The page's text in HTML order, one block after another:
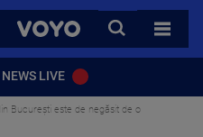
VOYO
CAUTA
TOATE
LIVE
București este de negăsit de o